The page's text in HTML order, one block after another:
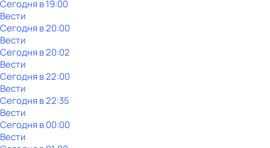
Сегодня в 19:00
Вести
Сегодня в 20:00
Вести
Сегодня в 20:02
Вести
Сегодня в 22:00
Вести
Сегодня в 22:35
Вести
Сегодня в 00:00
Вести